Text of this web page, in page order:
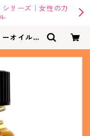
リーズ｜女性の力
ーオイルキ